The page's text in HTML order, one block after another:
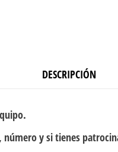
DESCRIPCIÓN
y si tienes